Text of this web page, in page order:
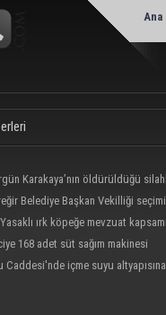
Ana
Karakaya’nın öldürüldüğü
Belediye Başkan Vekilliği
ırk köpeğe mevzuat
168 adet süt sağım makinesi
Caddesi'nde içme suyu